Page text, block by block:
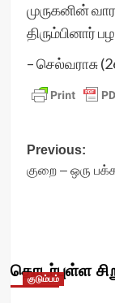
முருகனின்
திரும்பினார்
– செல்வராசு
Post
Previous:
குறை – ஒரு
தொடர்புள்ள
குடும்பம்